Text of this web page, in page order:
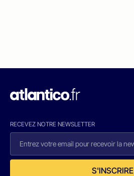
RECEVEZ NOTRE NEWSLETTER
S'INSCRIRE